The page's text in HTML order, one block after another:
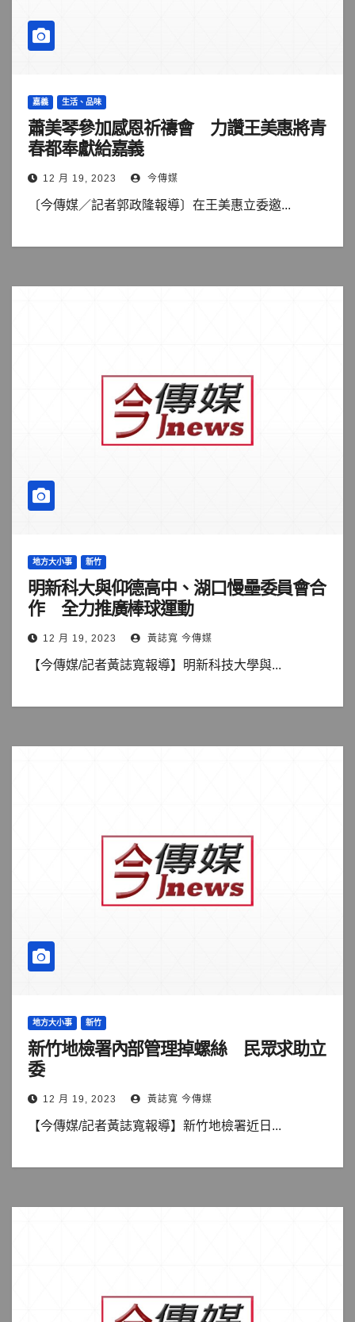
嘉義 生活、品味
蕭美琴參加感恩祈禱會 力讚王美惠將青
春都奉獻給嘉義
12 月 19, 2023 今傳媒
〔今傳媒／記者郭政隆報導〕在王美惠立委邀...
地方大小事 新竹
明新科大與仰德高中、湖口慢壘委員會合
作 全力推廣棒球運動
12 月 19, 2023 黃誌寬 今傳媒
【今傳媒/記者黃誌寬報導】明新科技大學與...
地方大小事 新竹
新竹地檢署內部管理掉螺絲 民眾求助立
委
12 月 19, 2023 黃誌寬 今傳媒
【今傳媒/記者黃誌寬報導】新竹地檢署近日...